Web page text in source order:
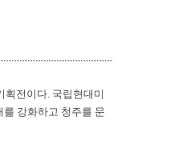
획전이다. 국립현대미
를 강화하고 청주를 문